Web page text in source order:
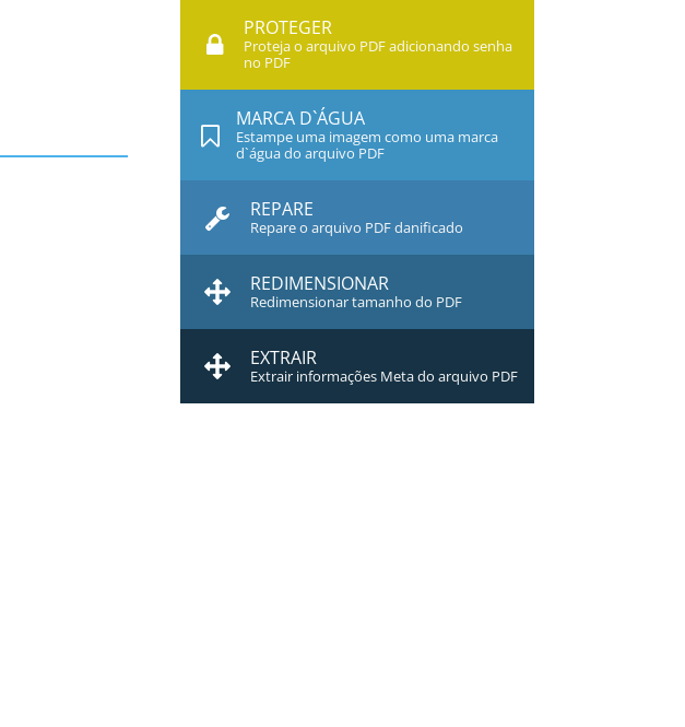
PROTEGER
Proteja o arquivo PDF adicionando senha
no PDF
MARCA D`ÁGUA
Estampe uma imagem como uma marca
d`água do arquivo PDF
REPARE
Repare o arquivo PDF danificado
REDIMENSIONAR
Redimensionar tamanho do PDF
EXTRAIR
Extrair informações Meta do arquivo PDF